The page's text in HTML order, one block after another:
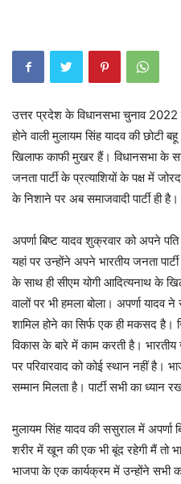
उत्तर प्रदेश के विधानसभा चुनाव 2022
होने वाली मुलायम सिंह यादव की छोटी
खिलाफ काफी मुखर हैं। विधानसभा के
जनता पार्टी के प्रत्याशियों के पक्ष में
के निशाने पर अब समाजवादी पार्टी ही है।
अपर्णा बिष्ट यादव शुक्रवार को अपने
यहां पर उन्होंने अपने भारतीय जनता
के साथ ही सीएम योगी आदित्यनाथ के
वालों पर भी हमला बोला। अपर्णा यादव
शामिल होने का सिर्फ एक ही मकसद है।
विकास के बारे में काम करती है। भारतीय
पर परिवारवाद को कोई स्थान नहीं है।
सम्मान मिलता है। पार्टी सभी का ध्यान
मुलायम सिंह यादव की ससुराल में
शरीर में खून की एक भी बूंद रहेगी मैं तो
भाजपा के एक कार्यक्रम में उन्होंने सभी